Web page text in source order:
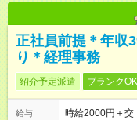
正社員前提＊年収
り＊経理事務
紹介予定派遣 ブランクOK
給与
時給2000円＋